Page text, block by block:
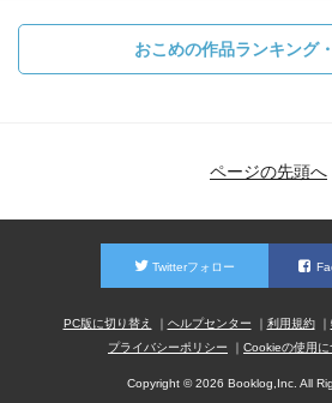
おこめの作品ランキング
ページの先頭へ
Twitterフォロー
PC版に切り替え ヘルプセンター 利用規約
プライバシーポリシー
Cookieの使用に
Copyright © 2026 Booklog,Inc. All